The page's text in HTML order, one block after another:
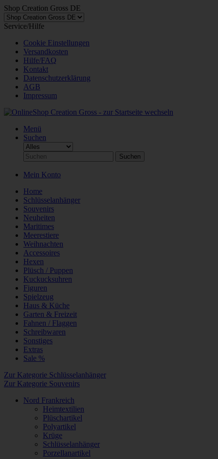
Shop Creation Gross DE
Service/Hilfe
Cookie Einstellungen
Versandkosten
Hilfe/FAQ
Kontakt
Datenschutzerklärung
AGB
Impressum
Menü
Suchen
Suchen
Mein Konto
Home
Schlüsselanhänger
Souvenirs
Neuheiten
Maritimes
Meerestiere
Weihnachten
Accessoires
Hexen
Plüsch / Puppen
Kuckucksuhren
Figuren
Spielzeug
Haus & Küche
Garten & Freizeit
Fahnen / Flaggen
Schreibwaren
Sonstiges
Extras
Sale %
Zur Kategorie Schlüsselanhänger
Zur Kategorie Souvenirs
Nord Frankreich
Heimtextilien
Plüschartikel
Polyartikel
Krüge
Schlüsselanhänger
Porzellanartikel